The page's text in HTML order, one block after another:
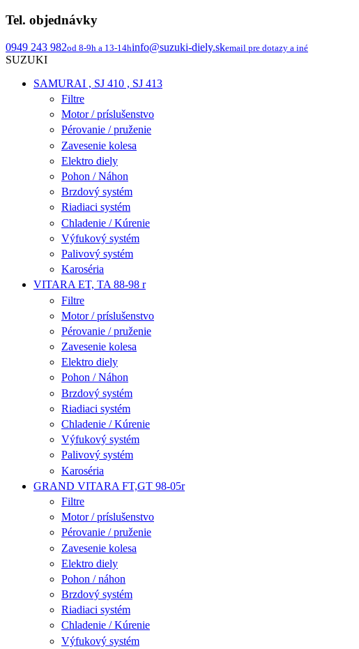
Tel. objednávky
0949 243 982od 8-9h a 13-14hinfo@suzuki-diely.skemail pre dotazy a iné
SUZUKI
SAMURAI , SJ 410 , SJ 413
Filtre
Motor / príslušenstvo
Pérovanie / pruženie
Zavesenie kolesa
Elektro diely
Pohon / Náhon
Brzdový systém
Riadiaci systém
Chladenie / Kúrenie
Výfukový systém
Palivový systém
Karoséria
VITARA ET, TA 88-98 r
Filtre
Motor / príslušenstvo
Pérovanie / pruženie
Zavesenie kolesa
Elektro diely
Pohon / Náhon
Brzdový systém
Riadiaci systém
Chladenie / Kúrenie
Výfukový systém
Palivový systém
Karoséria
GRAND VITARA FT,GT 98-05r
Filtre
Motor / príslušenstvo
Pérovanie / pruženie
Zavesenie kolesa
Elektro diely
Pohon / náhon
Brzdový systém
Riadiaci systém
Chladenie / Kúrenie
Výfukový systém